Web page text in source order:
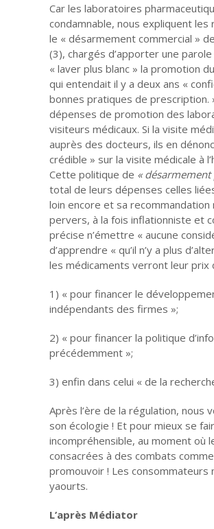
Car les laboratoires
condamnable, nous expliquent
le « désarmement commercial »
(3), chargés d’apporter une
« laver plus blanc » la promotion
qui entendait il y a deux ans «
bonnes pratiques de prescription.
dépenses de promotion des
visiteurs médicaux. Si la visite
auprès des docteurs, ils en
crédible » sur la visite médicale à
Cette politique de «
total de leurs dépenses celles
loin encore et sa
pervers, à la fois inflationniste et
précise n’émettre « aucune
d’apprendre « qu’il n’y a plus
les médicaments verront leur prix
1) « pour financer le
indépendants des firmes »;
2) « pour financer la politique
précédemment »;
3) enfin dans celui « de la
Après l’ère de la régulation, nous
son écologie ! Et pour mieux se
incompréhensible, au moment où
consacrées à des combats
promouvoir ! Les consommateurs
yaourts.
L’après Médiator